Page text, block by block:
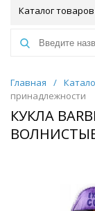
Каталог товаров
Главная /
принадлежности
КУКЛА